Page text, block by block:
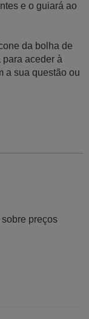
e o guiará ao
da bolha de
aceder à
a sua questão ou
preços